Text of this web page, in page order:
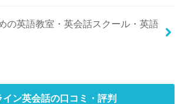
の英語教室・英会話スクール・英語
ン英会話の口コミ・評判